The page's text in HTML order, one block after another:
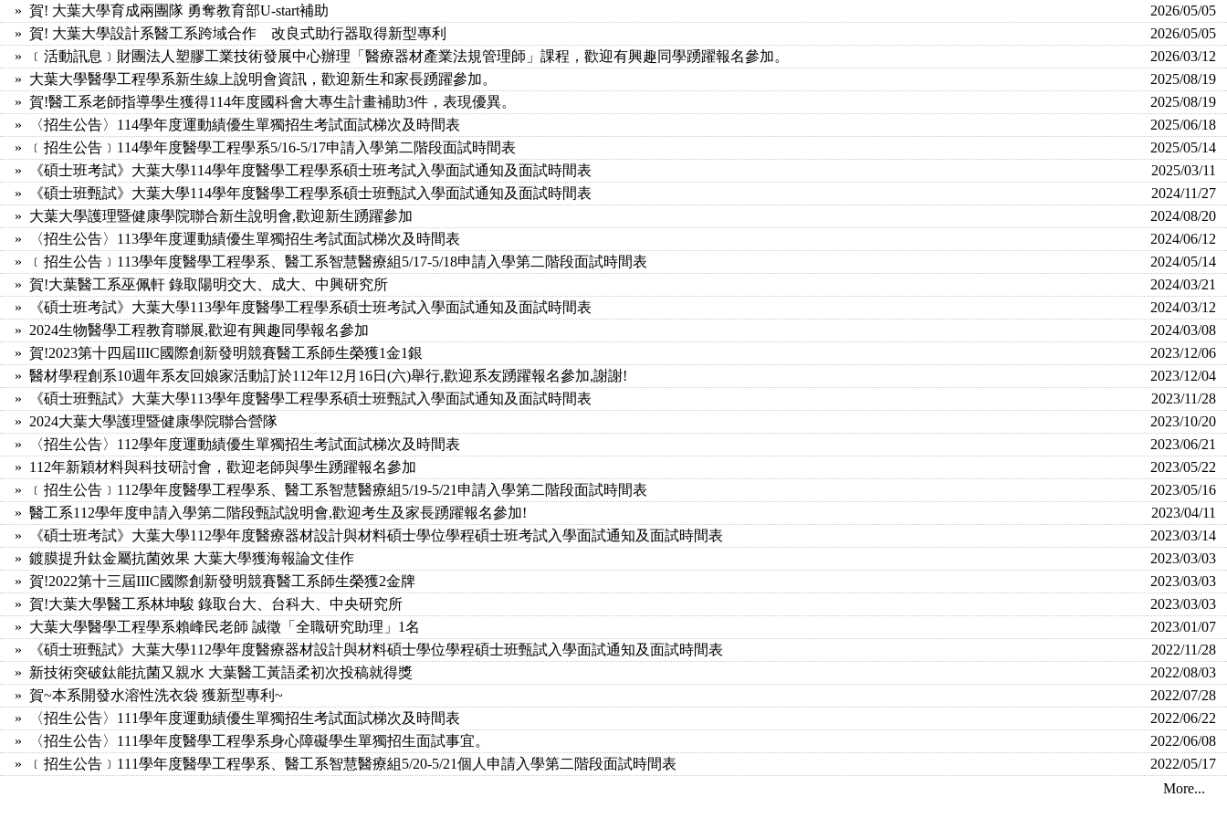
» 賀! 大葉大學育成兩團隊 勇奪教育部U-start補助
2026/05/05
» 賀! 大葉大學設計系醫工系跨域合作 改良式助行器取得新型專利
2026/05/05
» ﹝活動訊息﹞財團法人塑膠工業技術發展中心辦理「醫療器材產業法規管理師」課程，歡迎有興趣同學踴躍報名參加。
2026/03/12
» 大葉大學醫學工程學系新生線上說明會資訊，歡迎新生和家長踴躍參加。
2025/08/19
» 賀!醫工系老師指導學生獲得114年度國科會大專生計畫補助3件，表現優異。
2025/08/19
» 〈招生公告〉114學年度運動績優生單獨招生考試面試梯次及時間表
2025/06/18
» ﹝招生公告﹞114學年度醫學工程學系5/16-5/17申請入學第二階段面試時間表
2025/05/14
» 《碩士班考試》大葉大學114學年度醫學工程學系碩士班考試入學面試通知及面試時間表
2025/03/11
» 《碩士班甄試》大葉大學114學年度醫學工程學系碩士班甄試入學面試通知及面試時間表
2024/11/27
» 大葉大學護理暨健康學院聯合新生說明會,歡迎新生踴躍參加
2024/08/20
» 〈招生公告〉113學年度運動績優生單獨招生考試面試梯次及時間表
2024/06/12
» ﹝招生公告﹞113學年度醫學工程學系、醫工系智慧醫療組5/17-5/18申請入學第二階段面試時間表
2024/05/14
» 賀!大葉醫工系巫佩軒 錄取陽明交大、成大、中興研究所
2024/03/21
» 《碩士班考試》大葉大學113學年度醫學工程學系碩士班考試入學面試通知及面試時間表
2024/03/12
» 2024生物醫學工程教育聯展,歡迎有興趣同學報名參加
2024/03/08
» 賀!2023第十四屆IIIC國際創新發明競賽醫工系師生榮獲1金1銀
2023/12/06
» 醫材學程創系10週年系友回娘家活動訂於112年12月16日(六)舉行,歡迎系友踴躍報名參加,謝謝!
2023/12/04
» 《碩士班甄試》大葉大學113學年度醫學工程學系碩士班甄試入學面試通知及面試時間表
2023/11/28
» 2024大葉大學護理暨健康學院聯合營隊
2023/10/20
» 〈招生公告〉112學年度運動績優生單獨招生考試面試梯次及時間表
2023/06/21
» 112年新穎材料與科技研討會，歡迎老師與學生踴躍報名參加
2023/05/22
» ﹝招生公告﹞112學年度醫學工程學系、醫工系智慧醫療組5/19-5/21申請入學第二階段面試時間表
2023/05/16
» 醫工系112學年度申請入學第二階段甄試說明會,歡迎考生及家長踴躍報名參加!
2023/04/11
» 《碩士班考試》大葉大學112學年度醫療器材設計與材料碩士學位學程碩士班考試入學面試通知及面試時間表
2023/03/14
» 鍍膜提升鈦金屬抗菌效果 大葉大學獲海報論文佳作
2023/03/03
» 賀!2022第十三屆IIIC國際創新發明競賽醫工系師生榮獲2金牌
2023/03/03
» 賀!大葉大學醫工系林坤駿 錄取台大、台科大、中央研究所
2023/03/03
» 大葉大學醫學工程學系賴峰民老師 誠徵「全職研究助理」1名
2023/01/07
» 《碩士班甄試》大葉大學112學年度醫療器材設計與材料碩士學位學程碩士班甄試入學面試通知及面試時間表
2022/11/28
» 新技術突破鈦能抗菌又親水 大葉醫工黃語柔初次投稿就得獎
2022/08/03
» 賀~本系開發水溶性洗衣袋 獲新型專利~
2022/07/28
» 〈招生公告〉111學年度運動績優生單獨招生考試面試梯次及時間表
2022/06/22
» 〈招生公告〉111學年度醫學工程學系身心障礙學生單獨招生面試事宜。
2022/06/08
» ﹝招生公告﹞111學年度醫學工程學系、醫工系智慧醫療組5/20-5/21個人申請入學第二階段面試時間表
2022/05/17
More...